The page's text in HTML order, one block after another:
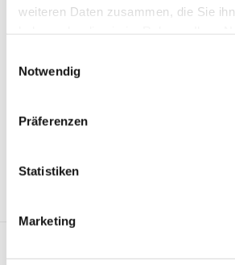
weiteren Daten zusammen, die Sie
Notwendig
Präferenzen
Statistiken
Marketing
Umweltbundesamt
Nagetierbekämpfungsmitteln
Sachkunde.
SACHKUNDE